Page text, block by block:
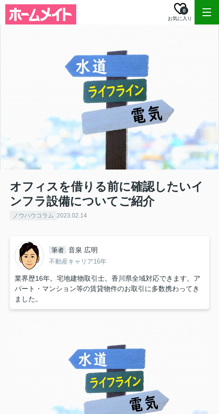
お気に入り
0
オフィスを借りる前に確認したいイ
ンフラ設備についてご紹介
ノウハウコラム 2023.02.14
筆者 音泉 広明
不動産キャリア16年
業界歴16年。宅地建物取引士。香川県全域対応できます。ア
パート・マンション等の賃貸物件のお取引に多数携わってき
ました。